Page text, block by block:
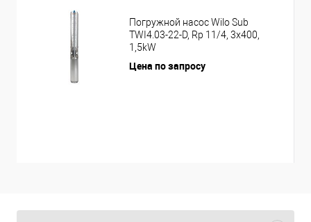
Погружной насос Wilo Sub
TWI4.03-22-D, Rp 11/4, 3x400,
1,5kW
Цена по запросу